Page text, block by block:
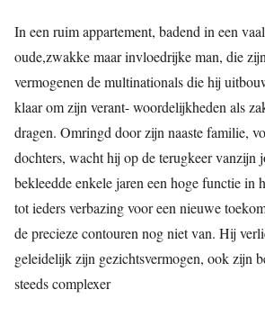
In een ruim appartement, badend in een
oude,zwakke maar invloedrijke man, die
vermogenen de multinationals die hij
klaar om zijn verant- woordelijkheden als
dragen. Omringd door zijn naaste familie,
dochters, wacht hij op de terugkeer vanzijn
bekleedde enkele jaren een hoge functie in
tot ieders verbazing voor een nieuwe
de precieze contouren nog niet van. Hij
geleidelijk zijn gezichtsvermogen, ook zijn
steeds complexer